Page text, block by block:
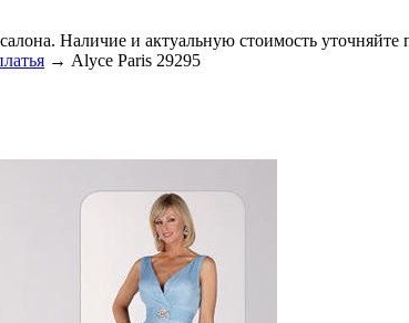
Наличие и актуальную стоимость уточняйте
→ Alyce Paris 29295